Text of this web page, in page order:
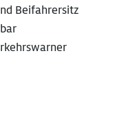
Beifahrersitz